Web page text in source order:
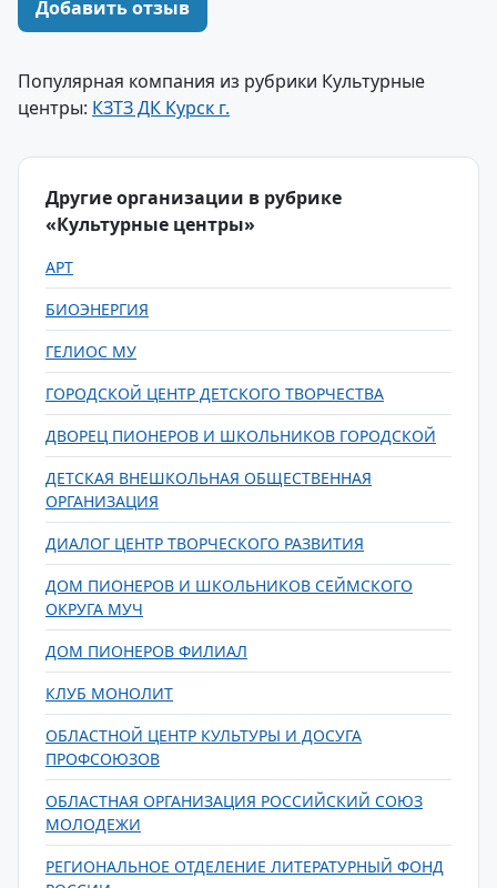
Добавить отзыв
Популярная компания из рубрики Культурные
центры: КЗТЗ ДК Курск г.
Другие организации в рубрике
«Культурные центры»
АРТ
БИОЭНЕРГИЯ
ГЕЛИОС МУ
ГОРОДСКОЙ ЦЕНТР ДЕТСКОГО ТВОРЧЕСТВА
ДВОРЕЦ ПИОНЕРОВ И ШКОЛЬНИКОВ ГОРОДСКОЙ
ДЕТСКАЯ ВНЕШКОЛЬНАЯ ОБЩЕСТВЕННАЯ
ОРГАНИЗАЦИЯ
ДИАЛОГ ЦЕНТР ТВОРЧЕСКОГО РАЗВИТИЯ
ДОМ ПИОНЕРОВ И ШКОЛЬНИКОВ СЕЙМСКОГО
ОКРУГА МУЧ
ДОМ ПИОНЕРОВ ФИЛИАЛ
КЛУБ МОНОЛИТ
ОБЛАСТНОЙ ЦЕНТР КУЛЬТУРЫ И ДОСУГА
ПРОФСОЮЗОВ
ОБЛАСТНАЯ ОРГАНИЗАЦИЯ РОССИЙСКИЙ СОЮЗ
МОЛОДЕЖИ
РЕГИОНАЛЬНОЕ ОТДЕЛЕНИЕ ЛИТЕРАТУРНЫЙ ФОНД